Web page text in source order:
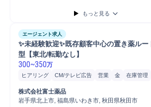
もっと見る
エージェント求人
✨未経験歓迎✨既存顧客中心の置き薬ル
型【東北/転勤なし】
300~350万
ヒアリング CM/テレビ広告 営業 金 在庫管理
品質管理
提案
株式会社富士薬品
岩手県北上市, 福島県いわき市, 秋田県秋田市